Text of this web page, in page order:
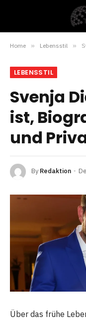
Home » Lebensstil »
LEBENSSTIL
Svenja
ist,
und
By Redaktion
Über das frühe